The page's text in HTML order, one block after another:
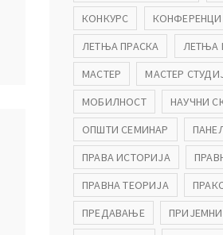
КОНКУРС
ЛЕТЊА ПРАСКА
ЛЕТЊА
МАСТЕР
МАСТЕР
МОБИЛНОСТ
НАУЧНИ
ОПШТИ СЕМИНАР
ПРАВА ИСТОРИЈА
ПРАВНА ТЕОРИЈА
ПРЕДАВАЊЕ